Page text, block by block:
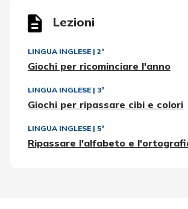
Lezioni
LINGUA INGLESE | 2ª
Giochi per ricominciare l'anno
LINGUA INGLESE | 3ª
Giochi per ripassare cibi e colori
LINGUA INGLESE | 5ª
Ripassare l'alfabeto e